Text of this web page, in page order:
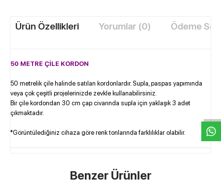
Ürün Özellikleri Yorumlar (0) Ödeme
50 METRE ÇİLE KORDON
50 metrelik çile halinde satılan kordonlardır. Supla, paspas yapımında
veya çok çeşitli projelerinizde zevkle kullanabilirsiniz.
Bir çile kordondan 30 cm çap civarında supla için yaklaşık 3 adet
çıkmaktadır.
*Görüntülediğiniz cihaza göre renk tonlarında farklılıklar olabilir.
Benzer Ürünler